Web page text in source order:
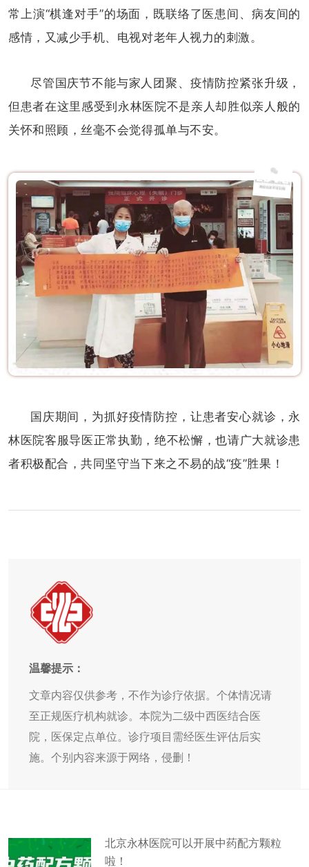
常上演“棋逢对手”的场面，既联络了医患间、病友间的
感情，又减少手机、电视对老年人视力的刺激。
尽管国庆节不能与家人团聚、疫情防控紧张升级，
但患者在这里感受到永林医院不是亲人却胜似亲人般的
关怀和照顾，丝毫不会觉得孤单与不安。
LOVE
国庆期间，为抓好疫情防控，让患者安心就诊，永
林医院客服导医正常执勤，绝不松懈，也请广大就诊患
者积极配合，共同坚守当下来之不易的战“疫”胜果！
温馨提示：
文章内容仅供参考，不作为诊疗依据。个体情况请
至正规医疗机构就诊。本院为二级中西医结合医
院，医保定点单位。诊疗项目需经医生评估后实
施。个别内容来源于网络，侵删！
北京永林医院可以开展中药配方颗粒
啦！